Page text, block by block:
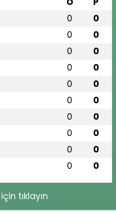
0 0
0 0
0 0
0 0
0 0
0 0
0 0
0 0
0 0
0 0
tıklayın